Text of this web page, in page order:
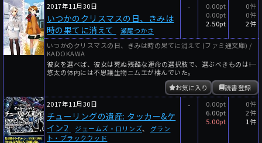
2017年11月30日
いつかのクリスマスの日、きみは
時の果てに消えて
瀬尾つかさ
-
0.00pt
0.00pt
2.50pt
0件
0件
2件
いつかのクリスマスの日、きみは時の果てに消えて (ファミ通文庫) /
KADOKAWA
彼女を選べば、彼女は死ぬ――残酷な運命の選択肢で、選ぶべきものは――!
悠太の体内には不思議生物ニムエが棲んでいた。
読書登録
お気に入り
2017年11月30日
チューリングの遺産: タッカー&ケ
イン2
ジェームズ・ロリンズ、 グラン
ト・ブラックウッド
-
0.00pt
6.00pt
5.00pt
0件
2件
1件